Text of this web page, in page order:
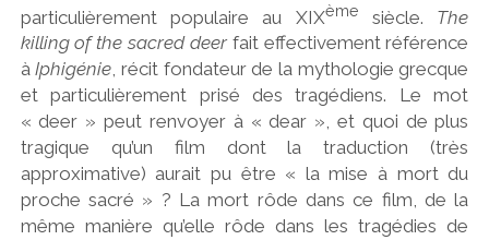
particulièrement populaire au XIXème siècle. The
killing of the sacred deer fait effectivement référence
àIphigénie, récit fondateur de la mythologie grecque
et particulièrement prisé des tragédiens. Le mot
« deer » peut renvoyer à « dear », et quoi de plus
tragique qu’un film dont la traduction (très
approximative) aurait pu être « la mise à mort du
proche sacré » ? La mort rôde dans ce film, de la
même manière qu’elle rôde dans les tragédies de